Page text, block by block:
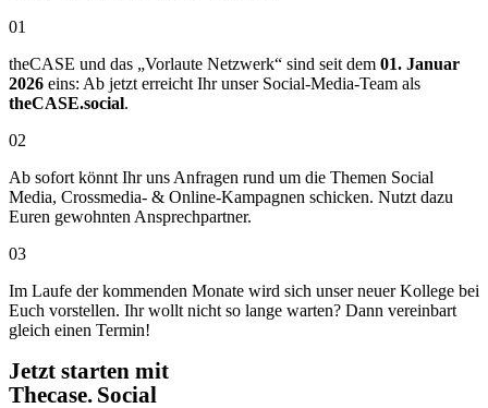
01
theCASE und das „Vorlaute Netzwerk“ sind seit dem 01. Januar
2026 eins: Ab jetzt erreicht Ihr unser Social-Media-Team als
theCASE.social.
02
Ab sofort könnt Ihr uns Anfragen rund um die Themen Social
Media, Crossmedia- & Online-Kampagnen schicken. Nutzt dazu
Euren gewohnten Ansprechpartner.
03
Im Laufe der kommenden Monate wird sich unser neuer Kollege bei
Euch vorstellen. Ihr wollt nicht so lange warten? Dann vereinbart
gleich einen Termin!
Jetzt starten mit
Thecase. Social